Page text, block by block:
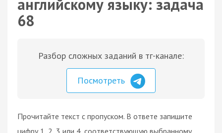
английскому языку: задача
68
Разбор сложных заданий в тг-канале:
Посмотреть
Прочитайте текст с пропуском. В ответе запишите
цифру 1, 2, 3 или 4, соответствующую выбранному